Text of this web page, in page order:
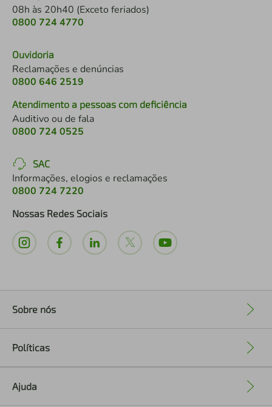
08h às 20h40 (Exceto feriados)
0800 724 4770
Ouvidoria
Reclamações e denúncias
0800 646 2519
Atendimento a pessoas com deficiência
Auditivo ou de fala
0800 724 0525
SAC
Informações, elogios e reclamações
0800 724 7220
Nossas Redes Sociais
Sobre nós
Políticas
Ajuda